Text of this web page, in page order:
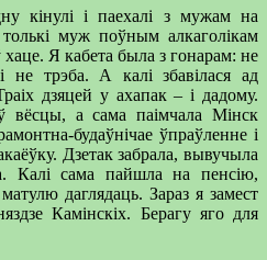
кінулі і паехалі з мужам на
муж поўным алкаголікам
хаце. Я кабета была з гонарам: не
трэба. А калі збавілася ад
дзяцей у ахапак – і дадому.
вёсцы, а сама паімчала Мінск
будаўнічае ўпраўленне і
Дзетак забрала, вывучыла
Калі сама пайшла на пенсію,
даглядаць. Зараз я замест
Камінскіх. Берагу яго для